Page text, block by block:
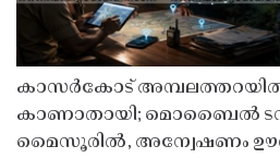
കാസർകോട്
കാണാതായി; മൊബൈൽ
മൈസൂരിൽ, അന്വേഷണം